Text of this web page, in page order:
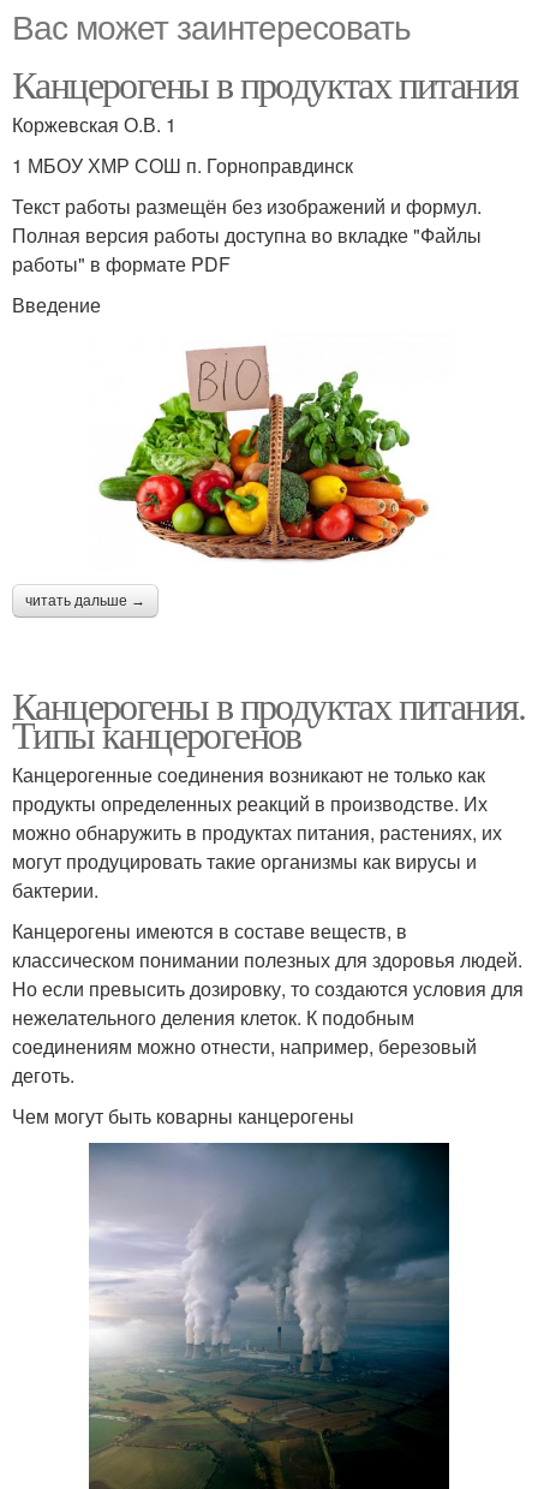
Вас может заинтересовать
Канцерогены в продуктах питания
Коржевская О.В. 1
1 МБОУ ХМР СОШ п. Горноправдинск
Текст работы размещён без изображений и формул.
Полная версия работы доступна во вкладке "Файлы
работы" в формате PDF
Введение
читать дальше →
Канцерогены в продуктах питания.
Типы канцерогенов
Канцерогенные соединения возникают не только как
продукты определенных реакций в производстве. Их
можно обнаружить в продуктах питания, растениях, их
могут продуцировать такие организмы как вирусы и
бактерии.
Канцерогены имеются в составе веществ, в
классическом понимании полезных для здоровья людей.
Но если превысить дозировку, то создаются условия для
нежелательного деления клеток. К подобным
соединениям можно отнести, например, березовый
деготь.
Чем могут быть коварны канцерогены